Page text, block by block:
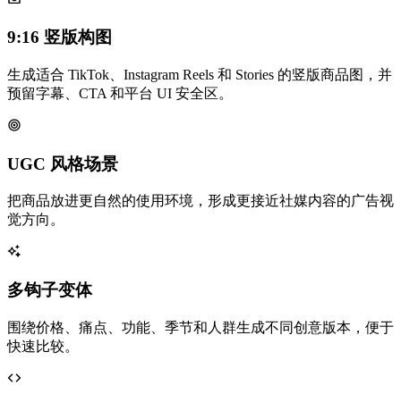
9:16 竖版构图
生成适合 TikTok、Instagram Reels 和 Stories 的竖版商品图，并
预留字幕、CTA 和平台 UI 安全区。
UGC 风格场景
把商品放进更自然的使用环境，形成更接近社媒内容的广告视
觉方向。
多钩子变体
围绕价格、痛点、功能、季节和人群生成不同创意版本，便于
快速比较。